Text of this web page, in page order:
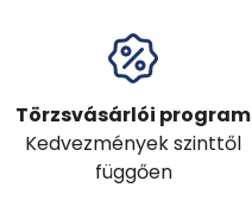
Törzsvásárlói program
Kedvezmények szinttől
függően